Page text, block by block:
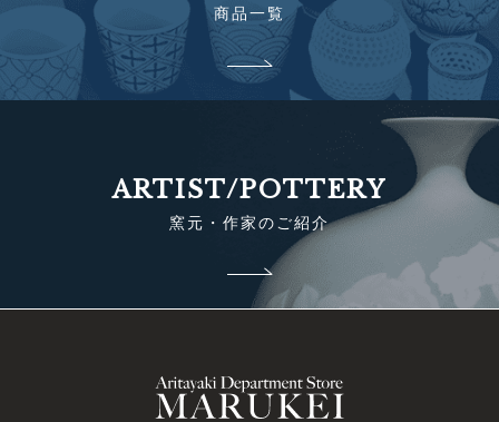
商品一覧
ARTIST/POTTERY
窯元・作家のご紹介